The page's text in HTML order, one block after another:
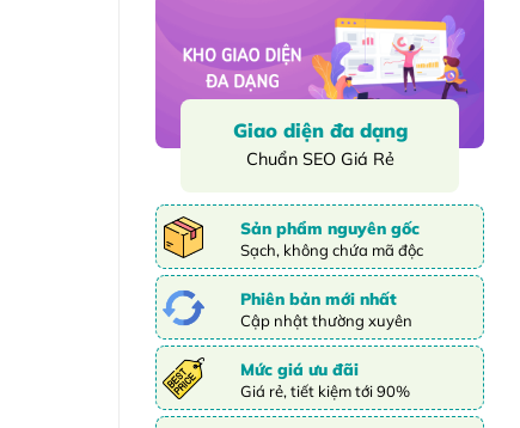
Giao diện đa dạng
Chuẩn SEO Giá Rẻ
Sản phẩm nguyên gốc
Sạch, không chứa mã độc
Phiên bản mới nhất
Cập nhật thường xuyên
Mức giá ưu đãi
Giá rẻ, tiết kiệm tới 90%